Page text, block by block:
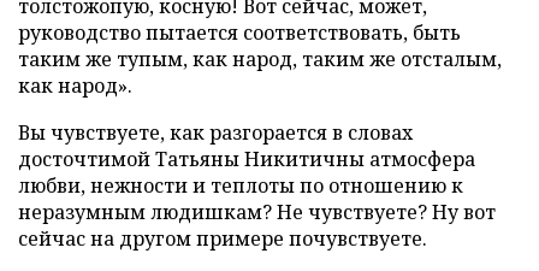
толстожопую, косную! Вот сейчас, может,
руководство пытается соответствовать, быть
таким же тупым, как народ, таким же отсталым,
как народ».
Вы чувствуете, как разгорается в словах
досточтимой Татьяны Никитичны атмосфера
любви, нежности и теплоты по отношению к
неразумным людишкам? Не чувствуете? Ну вот
сейчас на другом примере почувствуете.